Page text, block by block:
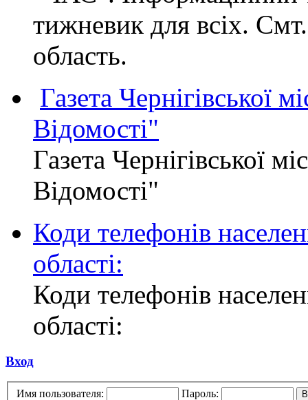
тижневик для всіх.
область.
Газета Чернігівської
Відомості"
Газета Чернігівської
Відомості"
Коди телефонів
області:
Коди телефонів
області:
Вход
Имя пользователя: Пароль: